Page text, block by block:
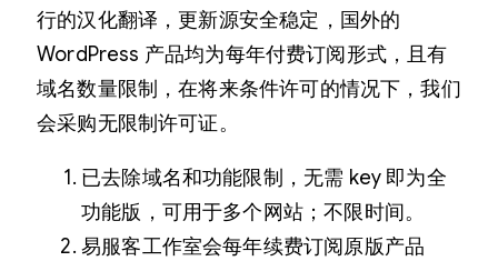
行的汉化翻译，更新源安全稳定，国外的
WordPress 产品均为每年付费订阅形式，且有
域名数量限制，在将来条件许可的情况下，我们
会采购无限制许可证。
已去除域名和功能限制，无需 key 即为全
功能版，可用于多个网站；不限时间。
易服客工作室会每年续费订阅原版产品